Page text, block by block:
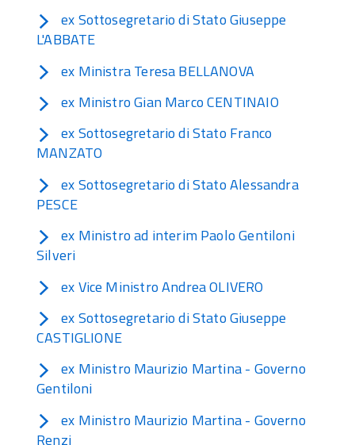
ex Sottosegretario di Stato Giuseppe
L'ABBATE
ex Ministra Teresa BELLANOVA
ex Ministro Gian Marco CENTINAIO
ex Sottosegretario di Stato Franco
MANZATO
ex Sottosegretario di Stato Alessandra
PESCE
ex Ministro ad interim Paolo Gentiloni
Silveri
ex Vice Ministro Andrea OLIVERO
ex Sottosegretario di Stato Giuseppe
CASTIGLIONE
ex Ministro Maurizio Martina - Governo
Gentiloni
ex Ministro Maurizio Martina - Governo
Renzi